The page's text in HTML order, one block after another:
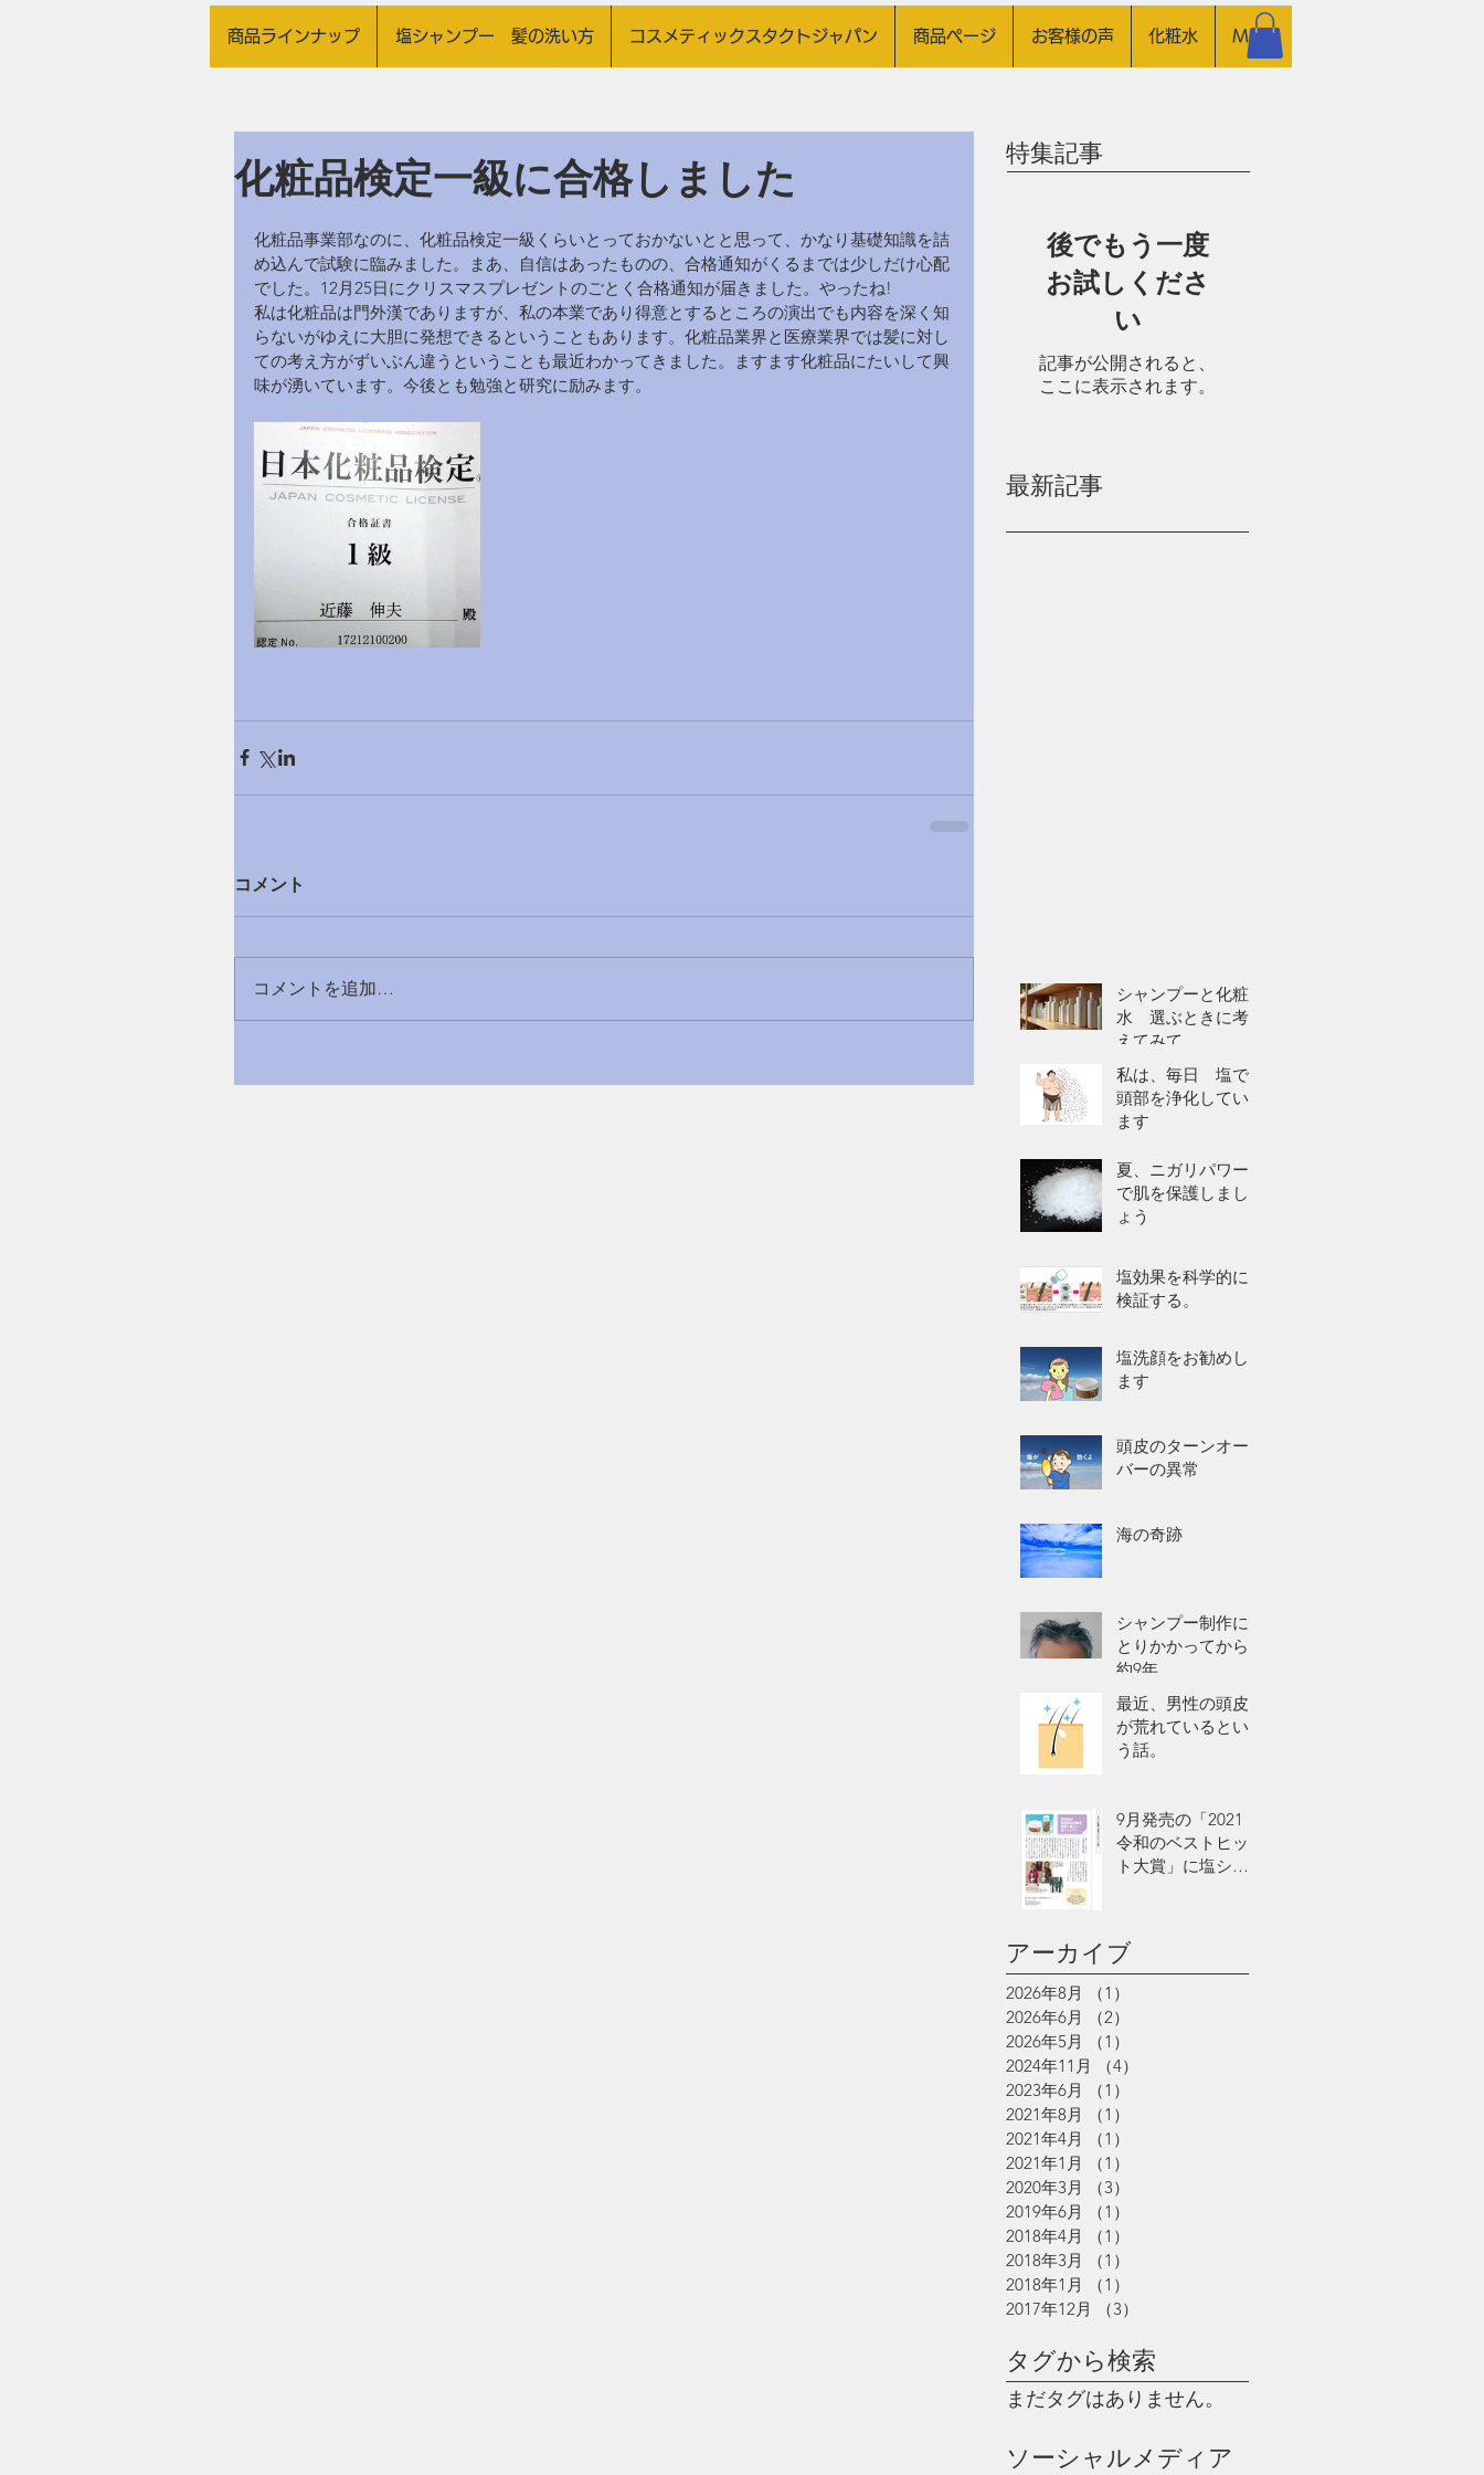
商品ラインナップ 塩シャンプー 髪の洗い方 コスメティックスタクトジャパン 商品ページ お客様の声 化粧水 More
化粧品検定一級に合格しました
化粧品事業部なのに、化粧品検定一級くらいとっておかないとと思って、かなり基礎知識を詰
め込んで試験に臨みました。まあ、自信はあったものの、合格通知がくるまでは少しだけ心配
でした。12月25日にクリスマスプレゼントのごとく合格通知が届きました。やったね!
私は化粧品は門外漢でありますが、私の本業であり得意とするところの演出でも内容を深く知
らないがゆえに大胆に発想できるということもあります。化粧品業界と医療業界では髪に対し
ての考え方がずいぶん違うということも最近わかってきました。ますます化粧品にたいして興
味が湧いています。今後とも勉強と研究に励みます。
コメント
コメントを追加…
特集記事
後でもう一度
お試しくださ
い
記事が公開されると、
ここに表示されます。
最新記事
シャンプーと化粧
水 選ぶときに考
えてみて
私は、毎日 塩で
頭部を浄化してい
ます
夏、ニガリパワー
で肌を保護しまし
ょう
塩効果を科学的に
検証する。
塩洗顔をお勧めし
ます
頭皮のターンオー
バーの異常
海の奇跡
シャンプー制作に
とりかかってから
約9年
最近、男性の頭皮
が荒れているとい
う話。
9月発売の「2021
令和のベストヒッ
ト大賞」に塩シャ
アーカイブ
2026年8月 （1）
2026年6月
（2）
2026年5月
（1）
2024年11月
（4）
2023年6月
（1）
2021年8月
（1）
2021年4月
（1）
2021年1月
（1）
2020年3月
（3）
2019年6月
（1）
2018年4月
（1）
2018年3月
（1）
2018年1月
（1）
2017年12月
（3）
タグから検索
まだタグはありません。
ソーシャルメディア